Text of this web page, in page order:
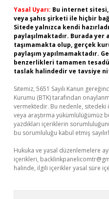
Yasal Uyarı: Bu internet
veya şahıs şirketi ile hiçbir
Sitede yalnızca kendi
paylaşılmaktadır. Burada
taşımamakta olup, gerçek
paylaşım yapılmamaktadır.
benzerlikleri tamamen
taslak halindedir ve tavsiye
Sitemiz, 5651 Sayılı Kanun
Kurumu (BTK) tarafından
vermektedir. Bu nedenle,
veya araştırma yükümlülüğümüz
yazdıkları içeriklerin
bu sorumluluğu kabul etmiş
Hukuka ve yasal düzenlemelere
içerikleri,
halinde, ilgili içerikler yasal süre